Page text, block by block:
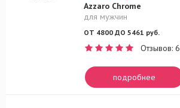
Azzaro Chrome
для мужчин
ОТ 4800 ДО 5461 руб.
Отзывов: 6
подробнее